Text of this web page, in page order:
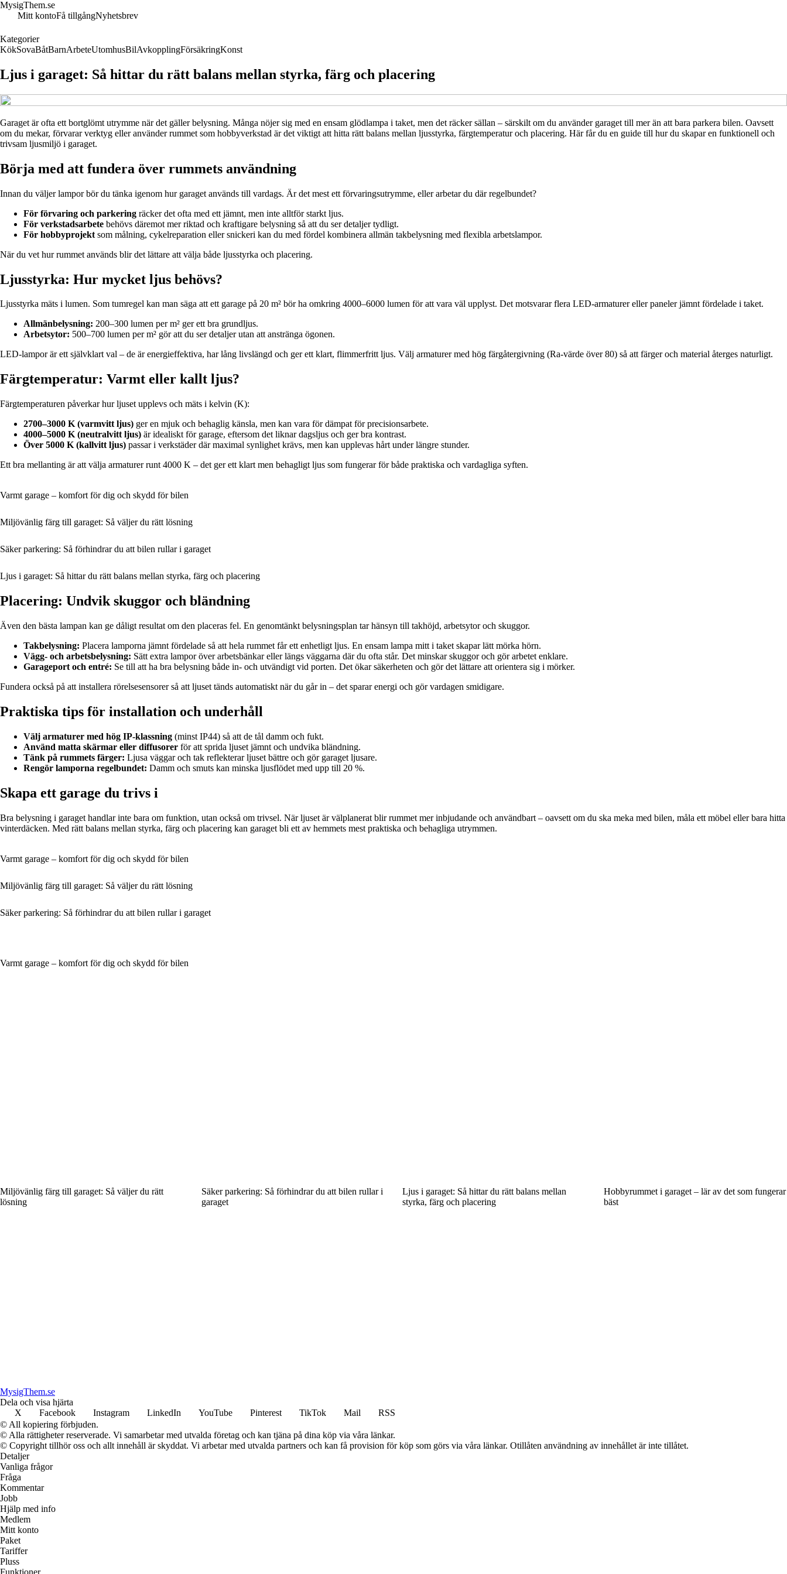
MysigThem.se
Mitt kontoFå tillgångNyhetsbrev
Kategorier
KökSovaBåtBarnArbeteUtomhusBilAvkopplingFörsäkringKonst
Ljus i garaget: Så hittar du rätt balans mellan styrka, färg och placering
Garaget är ofta ett bortglömt utrymme när det gäller belysning. Många nöjer sig med en ensam glödlampa i taket, men det räcker sällan – särskilt om du använder garaget till mer än att bara parkera bilen. Oavsett
om du mekar, förvarar verktyg eller använder rummet som hobbyverkstad är det viktigt att hitta rätt balans mellan ljusstyrka, färgtemperatur och placering. Här får du en guide till hur du skapar en funktionell och
trivsam ljusmiljö i garaget.
Börja med att fundera över rummets användning
Innan du väljer lampor bör du tänka igenom hur garaget används till vardags. Är det mest ett förvaringsutrymme, eller arbetar du där regelbundet?
För förvaring och parkering räcker det ofta med ett jämnt, men inte alltför starkt ljus.
För verkstadsarbete behövs däremot mer riktad och kraftigare belysning så att du ser detaljer tydligt.
För hobbyprojekt som målning, cykelreparation eller snickeri kan du med fördel kombinera allmän takbelysning med flexibla arbetslampor.
När du vet hur rummet används blir det lättare att välja både ljusstyrka och placering.
Ljusstyrka: Hur mycket ljus behövs?
Ljusstyrka mäts i lumen. Som tumregel kan man säga att ett garage på 20 m² bör ha omkring 4000–6000 lumen för att vara väl upplyst. Det motsvarar flera LED-armaturer eller paneler jämnt fördelade i taket.
Allmänbelysning: 200–300 lumen per m² ger ett bra grundljus.
Arbetsytor: 500–700 lumen per m² gör att du ser detaljer utan att anstränga ögonen.
LED-lampor är ett självklart val – de är energieffektiva, har lång livslängd och ger ett klart, flimmerfritt ljus. Välj armaturer med hög färgåtergivning (Ra-värde över 80) så att färger och material återges naturligt.
Färgtemperatur: Varmt eller kallt ljus?
Färgtemperaturen påverkar hur ljuset upplevs och mäts i kelvin (K):
2700–3000 K (varmvitt ljus) ger en mjuk och behaglig känsla, men kan vara för dämpat för precisionsarbete.
4000–5000 K (neutralvitt ljus) är idealiskt för garage, eftersom det liknar dagsljus och ger bra kontrast.
Över 5000 K (kallvitt ljus) passar i verkstäder där maximal synlighet krävs, men kan upplevas hårt under längre stunder.
Ett bra mellanting är att välja armaturer runt 4000 K – det ger ett klart men behagligt ljus som fungerar för både praktiska och vardagliga syften.
Varmt garage – komfort för dig och skydd för bilen
Miljövänlig färg till garaget: Så väljer du rätt lösning
Säker parkering: Så förhindrar du att bilen rullar i garaget
Ljus i garaget: Så hittar du rätt balans mellan styrka, färg och placering
Placering: Undvik skuggor och bländning
Även den bästa lampan kan ge dåligt resultat om den placeras fel. En genomtänkt belysningsplan tar hänsyn till takhöjd, arbetsytor och skuggor.
Takbelysning: Placera lamporna jämnt fördelade så att hela rummet får ett enhetligt ljus. En ensam lampa mitt i taket skapar lätt mörka hörn.
Vägg- och arbetsbelysning: Sätt extra lampor över arbetsbänkar eller längs väggarna där du ofta står. Det minskar skuggor och gör arbetet enklare.
Garageport och entré: Se till att ha bra belysning både in- och utvändigt vid porten. Det ökar säkerheten och gör det lättare att orientera sig i mörker.
Fundera också på att installera rörelsesensorer så att ljuset tänds automatiskt när du går in – det sparar energi och gör vardagen smidigare.
Praktiska tips för installation och underhåll
Välj armaturer med hög IP-klassning (minst IP44) så att de tål damm och fukt.
Använd matta skärmar eller diffusorer för att sprida ljuset jämnt och undvika bländning.
Tänk på rummets färger: Ljusa väggar och tak reflekterar ljuset bättre och gör garaget ljusare.
Rengör lamporna regelbundet: Damm och smuts kan minska ljusflödet med upp till 20 %.
Skapa ett garage du trivs i
Bra belysning i garaget handlar inte bara om funktion, utan också om trivsel. När ljuset är välplanerat blir rummet mer inbjudande och användbart – oavsett om du ska meka med bilen, måla ett möbel eller bara hitta
vinterdäcken. Med rätt balans mellan styrka, färg och placering kan garaget bli ett av hemmets mest praktiska och behagliga utrymmen.
Varmt garage – komfort för dig och skydd för bilen
Miljövänlig färg till garaget: Så väljer du rätt lösning
Säker parkering: Så förhindrar du att bilen rullar i garaget
Varmt garage – komfort för dig och skydd för bilen
Miljövänlig färg till garaget: Så väljer du rätt
lösning
Säker parkering: Så förhindrar du att bilen rullar i
garaget
Ljus i garaget: Så hittar du rätt balans mellan
styrka, färg och placering
Hobbyrummet i garaget – lär av det som fungerar
bäst
MysigThem.se
Dela och visa hjärta
X
Facebook Instagram LinkedIn YouTube Pinterest TikTok Mail
RSS
© All kopiering förbjuden.
© Alla rättigheter reserverade. Vi samarbetar med utvalda företag och kan tjäna på dina köp via våra länkar.
© Copyright tillhör oss och allt innehåll är skyddat. Vi arbetar med utvalda partners och kan få provision för köp som görs via våra länkar. Otillåten användning av innehållet är inte tillåtet.
Detaljer
Vanliga frågor
Fråga
Kommentar
Jobb
Hjälp med info
Medlem
Mitt konto
Paket
Tariffer
Pluss
Funktioner